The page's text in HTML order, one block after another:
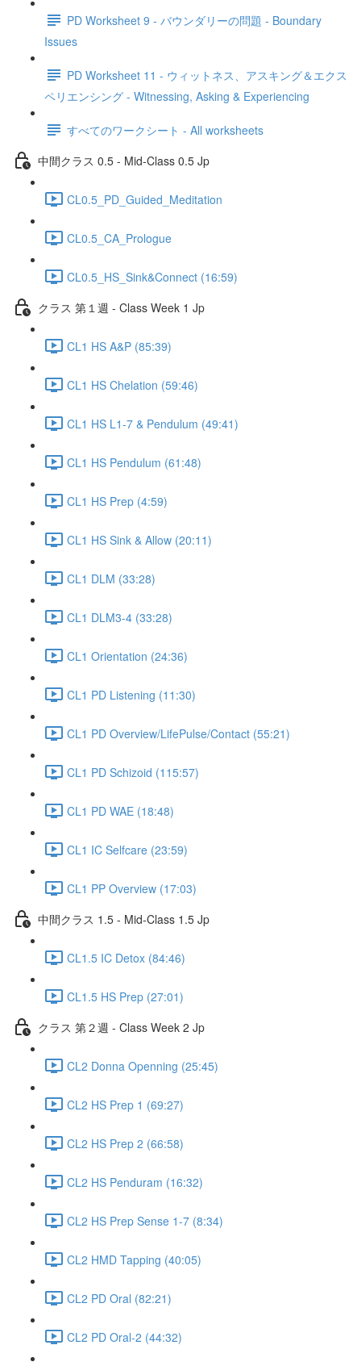
PD Worksheet 9 - バウンダリーの問題 - Boundary
Issues
PD Worksheet 11 - ウィットネス、アスキング＆エクス
ペリエンシング - Witnessing, Asking & Experiencing
すべてのワークシート - All worksheets
中間クラス 0.5 - Mid-Class 0.5 Jp
CL0.5_PD_Guided_Meditation
CL0.5_CA_Prologue
CL0.5_HS_Sink&Connect (16:59)
クラス 第１週 - Class Week 1 Jp
CL1 HS A&P (85:39)
CL1 HS Chelation (59:46)
CL1 HS L1-7 & Pendulum (49:41)
CL1 HS Pendulum (61:48)
CL1 HS Prep (4:59)
CL1 HS Sink & Allow (20:11)
CL1 DLM (33:28)
CL1 DLM3-4 (33:28)
CL1 Orientation (24:36)
CL1 PD Listening (11:30)
CL1 PD Overview/LifePulse/Contact (55:21)
CL1 PD Schizoid (115:57)
CL1 PD WAE (18:48)
CL1 IC Selfcare (23:59)
CL1 PP Overview (17:03)
中間クラス 1.5 - Mid-Class 1.5 Jp
CL1.5 IC Detox (84:46)
CL1.5 HS Prep (27:01)
クラス 第２週 - Class Week 2 Jp
CL2 Donna Openning (25:45)
CL2 HS Prep 1 (69:27)
CL2 HS Prep 2 (66:58)
CL2 HS Penduram (16:32)
CL2 HS Prep Sense 1-7 (8:34)
CL2 HMD Tapping (40:05)
CL2 PD Oral (82:21)
CL2 PD Oral-2 (44:32)